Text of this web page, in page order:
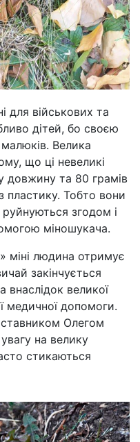
для військових та
дітей, бо своєю
Велика
що ці невеликі
довжину та 80 грамів
пластику. Тобто вони
згодом і
міношукача.
міні людина отримує
закінчується
великої
медичної допомоги.
Олегом
на велику
стикаються